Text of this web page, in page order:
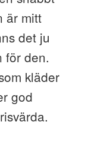
är mitt
det ju
för den.
kläder
god